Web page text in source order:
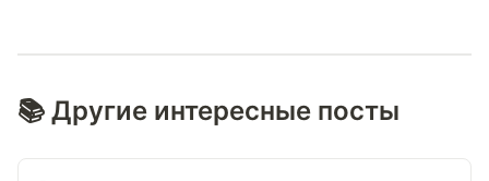
📚 Другие интересные посты